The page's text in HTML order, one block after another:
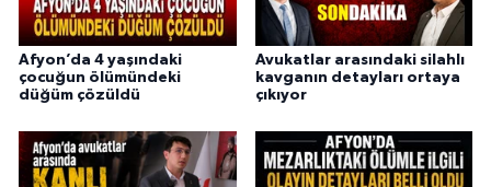
Afyon’da 4 yaşındaki
çocuğun ölümündeki
düğüm çözüldü
Avukatlar arasındaki silahlı
kavganın detayları ortaya
çıkıyor